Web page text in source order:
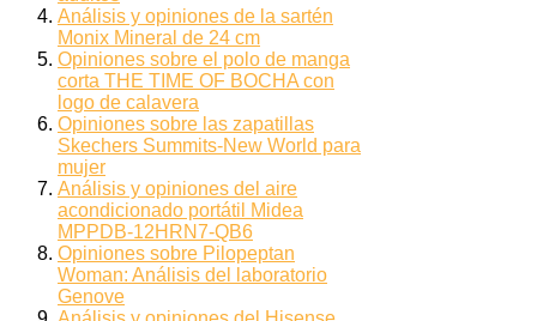
Análisis y opiniones de la sartén
Monix Mineral de 24 cm
Opiniones sobre el polo de manga
corta THE TIME OF BOCHA con
logo de calavera
Opiniones sobre las zapatillas
Skechers Summits-New World para
mujer
Análisis y opiniones del aire
acondicionado portátil Midea
MPPDB-12HRN7-QB6
Opiniones sobre Pilopeptan
Woman: Análisis del laboratorio
Genove